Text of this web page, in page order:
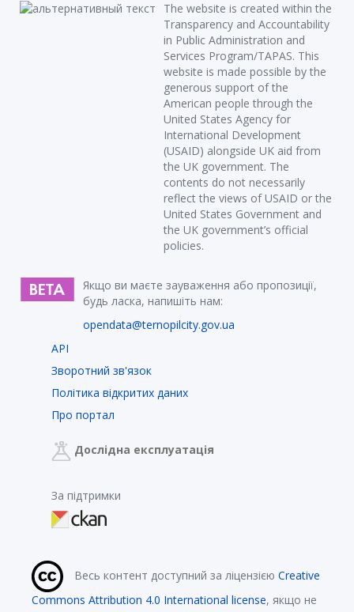
The website is created within the
Transparency and Accountability
in Public Administration and
Services Program/TAPAS. This
website is made possible by the
generous support of the
American people through the
United States Agency for
International Development
(USAID) alongside UK aid from
the UK government. The
contents do not necessarily
reflect the views of USAID or the
United States Government and
the UK government’s official
policies.
Якщо ви маєте зауваження або пропозиції,
будь ласка, напишіть нам:
opendata@ternopilcity.gov.ua
API
Зворотний зв'язок
Політика відкритих даних
Про портал
Дослідна експлуатація
За підтримки
Весь контент доступний за ліцензією Creative
Commons Attribution 4.0 International license, якщо не